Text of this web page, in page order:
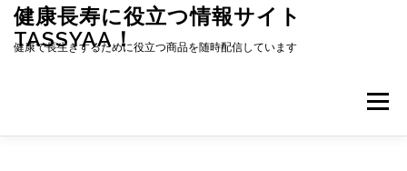
キ
健康長寿に役立つ情報サイト
TASSYAA！
健康で長生きするために役立つ商品を随時配信しています
メニュー